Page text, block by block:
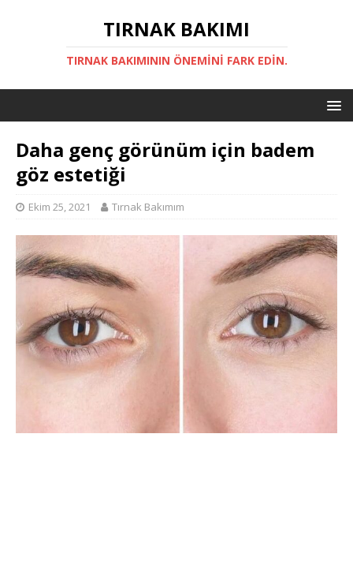
TIRNAK BAKIMI
TIRNAK BAKIMININ ÖNEMINI FARK EDIN.
Daha genç görünüm için badem
göz estetiği
Ekim 25, 2021 Tırnak Bakımım